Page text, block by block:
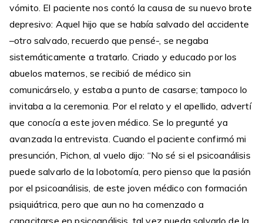
vómito. El paciente nos contó la causa de su nuevo brote
depresivo: Aquel hijo que se había salvado del accidente
–otro salvado, recuerdo que pensé-, se negaba
sistemáticamente a tratarlo. Criado y educado por los
abuelos maternos, se recibió de médico sin
comunicárselo, y estaba a punto de casarse; tampoco lo
invitaba a la ceremonia. Por el relato y el apellido, advertí
que conocía a este joven médico. Se lo pregunté ya
avanzada la entrevista. Cuando el paciente confirmó mi
presunción, Pichon, al vuelo dijo: “No sé si el psicoanálisis
puede salvarlo de la lobotomía, pero pienso que la pasión
por el psicoanálisis, de este joven médico con formación
psiquiátrica, pero que aun no ha comenzado a
capacitarse en psicoanálisis, tal vez pueda salvarlo de la